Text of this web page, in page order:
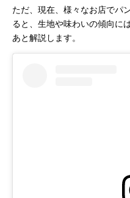
ただ、現在、様々なお店でパ
ると、生地や味わいの傾向に
あと解説します。